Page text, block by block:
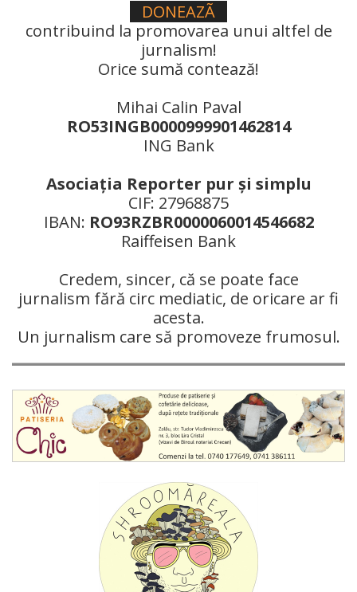
DONEAZÃ
contribuind la promovarea unui altfel de
jurnalism!
Orice sumă contează!
Mihai Calin Paval
RO53INGB0000999901462814
ING Bank
Asociaţia Reporter pur şi simplu
CIF: 27968875
IBAN: RO93RZBR0000060014546682
Raiffeisen Bank
Credem, sincer, că se poate face
jurnalism fără circ mediatic, de oricare ar fi
acesta.
Un jurnalism care să promoveze frumosul.